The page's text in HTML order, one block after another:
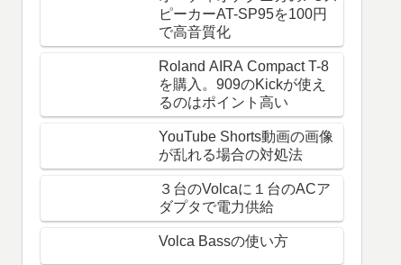
ピーカーAT-SP95を100円
で高音質化
Roland AIRA Compact T-8
を購入。909のKickが使え
るのはポイント高い
YouTube Shorts動画の画像
が乱れる場合の対処法
３台のVolcaに１台のACア
ダプタで電力供給
Volca Bassの使い方